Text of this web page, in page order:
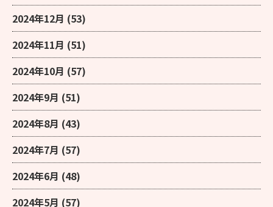
2024年12月 (53)
2024年11月 (51)
2024年10月 (57)
2024年9月 (51)
2024年8月 (43)
2024年7月 (57)
2024年6月 (48)
2024年5月 (57)